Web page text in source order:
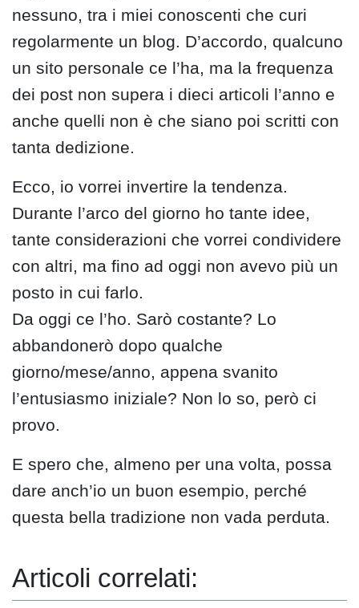
nessuno, tra i miei conoscenti che curi
regolarmente un blog. D’accordo, qualcuno
un sito personale ce l’ha, ma la frequenza
dei post non supera i dieci articoli l’anno e
anche quelli non è che siano poi scritti con
tanta dedizione.
Ecco, io vorrei invertire la tendenza.
Durante l’arco del giorno ho tante idee,
tante considerazioni che vorrei condividere
con altri, ma fino ad oggi non avevo più un
posto in cui farlo.
Da oggi ce l’ho. Sarò costante? Lo
abbandonerò dopo qualche
giorno/mese/anno, appena svanito
l’entusiasmo iniziale? Non lo so, però ci
provo.
E spero che, almeno per una volta, possa
dare anch’io un buon esempio, perché
questa bella tradizione non vada perduta.
Articoli correlati: